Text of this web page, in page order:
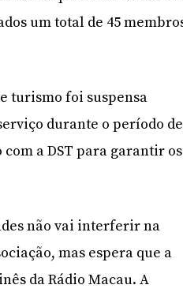
um total de 45
turismo foi suspensa
durante o período de
a DST para garantir os
não vai interferir na
mas espera que a
da Rádio Macau. A